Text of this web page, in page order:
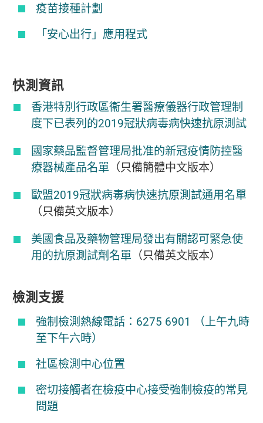
疫苗接種計劃
「安心出行」應用程式
快測資訊
香港特別行政區衞生署醫療儀器行政管理制
度下已表列的2019冠狀病毒病快速抗原測試
國家藥品監督管理局批准的新冠疫情防控醫
療器械產品名單 （只備簡體中文版本）
歐盟2019冠狀病毒病快速抗原測試通用名單
（只備英文版本）
美國食品及藥物管理局發出有關認可緊急使
用的抗原測試劑名單 （只備英文版本）
檢測支援
強制檢測熱線電話：6275 6901 （上午九時
至下午六時）
社區檢測中心位置
密切接觸者在檢疫中心接受強制檢疫的常見
問題